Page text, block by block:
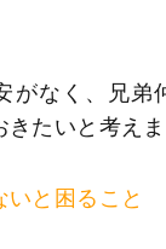
がなく、兄弟
たいと考えま
と困ること